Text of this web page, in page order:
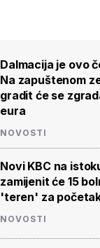
Dalmacija je ovo
Na zapuštenom
gradit će se
eura
NOVOSTI
Novi KBC na
zamijenit će 15
'teren' za
NOVOSTI